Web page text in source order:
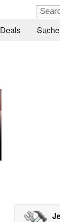
Deals Suche